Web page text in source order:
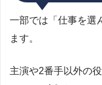
一部では「仕事を選
ます。
主演や2番手以外の